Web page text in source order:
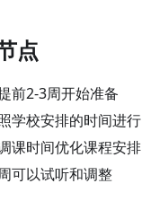
点
前2-3周开始准备
学校安排的时间进行
课时间优化课程安排
可以试听和调整